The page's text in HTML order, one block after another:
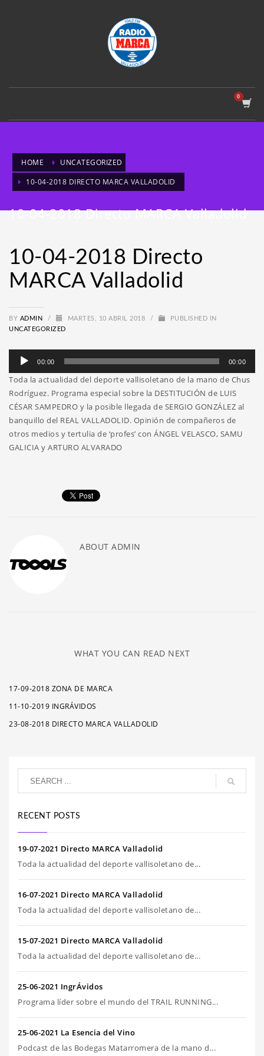
HOME
UNCATEGORIZED
10-04-2018 DIRECTO MARCA VALLADOLID
10-04-2018 Directo MARCA Valladolid
10-04-2018 Directo
MARCA Valladolid
BY ADMIN / MARTES, 10 ABRIL 2018 /
PUBLISHED IN
UNCATEGORIZED
Reproductor
audio
00:00 00:00
Toda la actualidad del deporte vallisoletano de la mano de Chus
Rodríguez. Programa especial sobre la DESTITUCIÓN de LUIS
CÉSAR SAMPEDRO y la posible llegada de SERGIO GONZÁLEZ al
banquillo del REAL VALLADOLID. Opinión de compañeros de
otros medios y tertulia de ‘profes’ con ÁNGEL VELASCO, SAMU
GALICIA y ARTURO ALVARADO
ABOUT ADMIN
WHAT YOU CAN READ NEXT
17-09-2018 ZONA DE MARCA
11-10-2019 INGRÁVIDOS
23-08-2018 DIRECTO MARCA VALLADOLID
RECENT POSTS
19-07-2021 Directo MARCA Valladolid
Toda la actualidad del deporte vallisoletano de...
16-07-2021 Directo MARCA Valladolid
Toda la actualidad del deporte vallisoletano de...
15-07-2021 Directo MARCA Valladolid
Toda la actualidad del deporte vallisoletano de...
25-06-2021 IngrÁvidos
Programa líder sobre el mundo del TRAIL RUNNING...
25-06-2021 La Esencia del Vino
Podcast de las Bodegas Matarromera de la mano d...